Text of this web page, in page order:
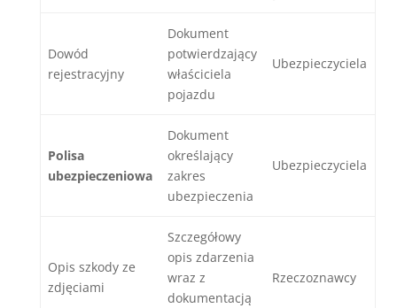
Dowód
rejestracyjny
Dokument
potwierdzający
właściciela
pojazdu
Ubezpieczyciela
Polisa
ubezpieczeniowa
Dokument
określający
zakres
ubezpieczenia
Ubezpieczyciela
Opis szkody ze
zdjęciami
Szczegółowy
opis zdarzenia
wraz z
dokumentacją
Rzeczoznawcy